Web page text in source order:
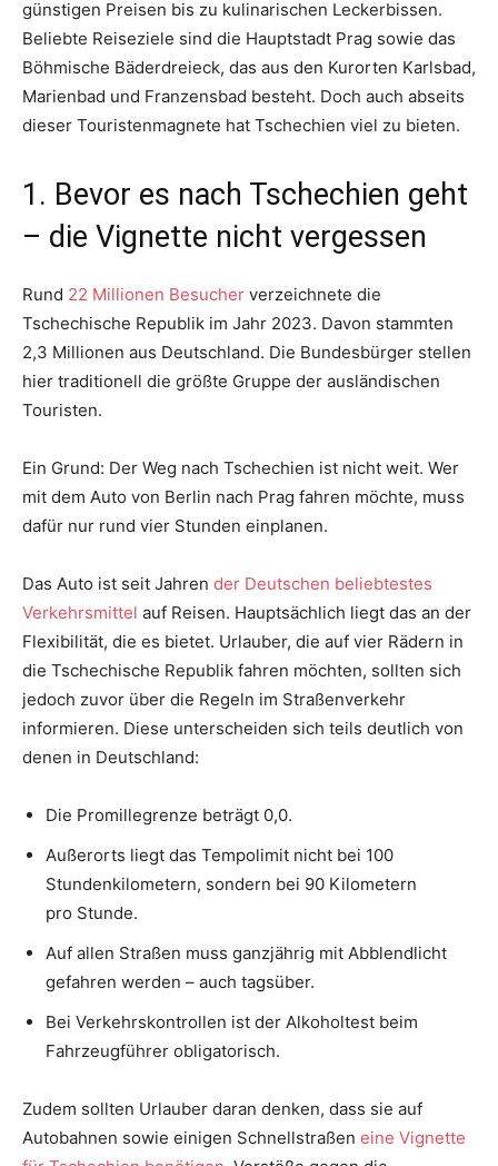
günstigen Preisen bis zu kulinarischen Leckerbissen.
Beliebte Reiseziele sind die Hauptstadt Prag sowie das
Böhmische Bäderdreieck, das aus den Kurorten Karlsbad,
Marienbad und Franzensbad besteht. Doch auch abseits
dieser Touristenmagnete hat Tschechien viel zu bieten.
1. Bevor es nach Tschechien geht
– die Vignette nicht vergessen
Rund 22 Millionen Besucher verzeichnete die
Tschechische Republik im Jahr 2023. Davon stammten
2,3 Millionen aus Deutschland. Die Bundesbürger stellen
hier traditionell die größte Gruppe der ausländischen
Touristen.
Ein Grund: Der Weg nach Tschechien ist nicht weit. Wer
mit dem Auto von Berlin nach Prag fahren möchte, muss
dafür nur rund vier Stunden einplanen.
Das Auto ist seit Jahren der Deutschen beliebtestes
Verkehrsmittel auf Reisen. Hauptsächlich liegt das an der
Flexibilität, die es bietet. Urlauber, die auf vier Rädern in
die Tschechische Republik fahren möchten, sollten sich
jedoch zuvor über die Regeln im Straßenverkehr
informieren. Diese unterscheiden sich teils deutlich von
denen in Deutschland:
Die Promillegrenze beträgt 0,0.
Außerorts liegt das Tempolimit nicht bei 100
Stundenkilometern, sondern bei 90 Kilometern
pro Stunde.
Auf allen Straßen muss ganzjährig mit Abblendlicht
gefahren werden – auch tagsüber.
Bei Verkehrskontrollen ist der Alkoholtest beim
Fahrzeugführer obligatorisch.
Zudem sollten Urlauber daran denken, dass sie auf
Autobahnen sowie einigen Schnellstraßen eine Vignette